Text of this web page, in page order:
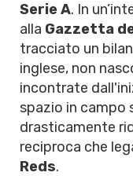
Serie A. In
alla Gazzetta
tracciato un
inglese, non
incontrate
spazio in campo
drasticamente
reciproca che
Reds.